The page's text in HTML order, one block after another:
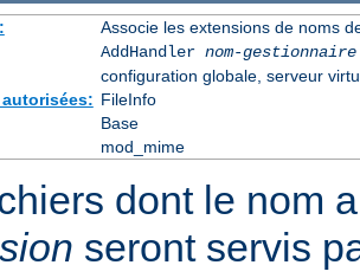
Associe les extensions de noms
AddHandler nom-gestionnaire
configuration globale, serveur
FileInfo
Base
mod_mime
dont le nom
seront servis